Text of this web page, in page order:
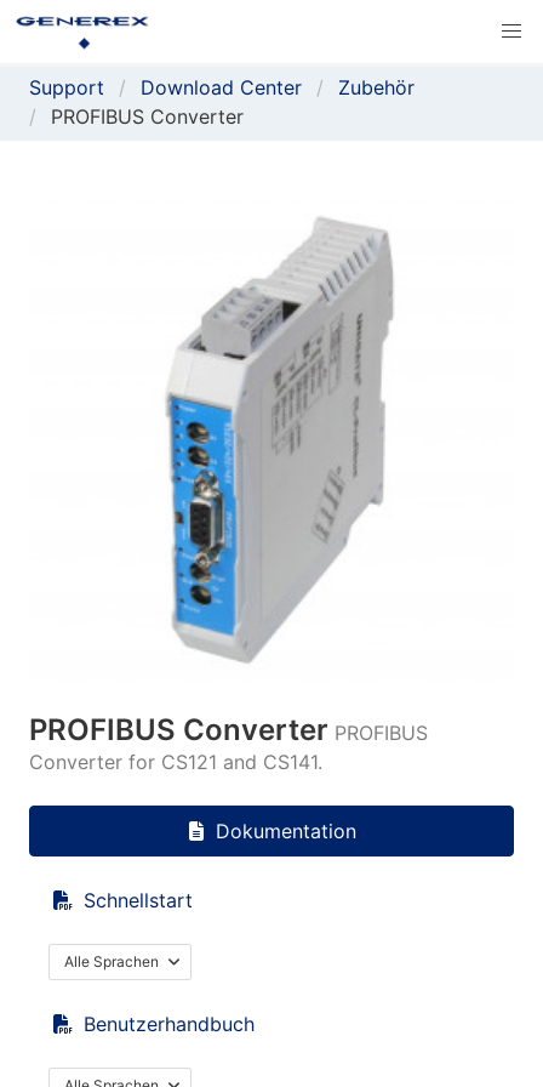
Support Download Center
Zubehör
PROFIBUS Converter
PROFIBUS Converter PROFIBUS
Converter for CS121 and CS141.
Dokumentation
Schnellstart
Alle Sprachen
Benutzerhandbuch